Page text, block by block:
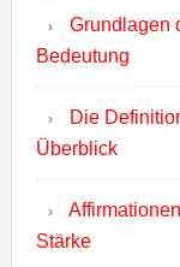
Grundlagen
Bedeutung
Die
Überblick
Stärke